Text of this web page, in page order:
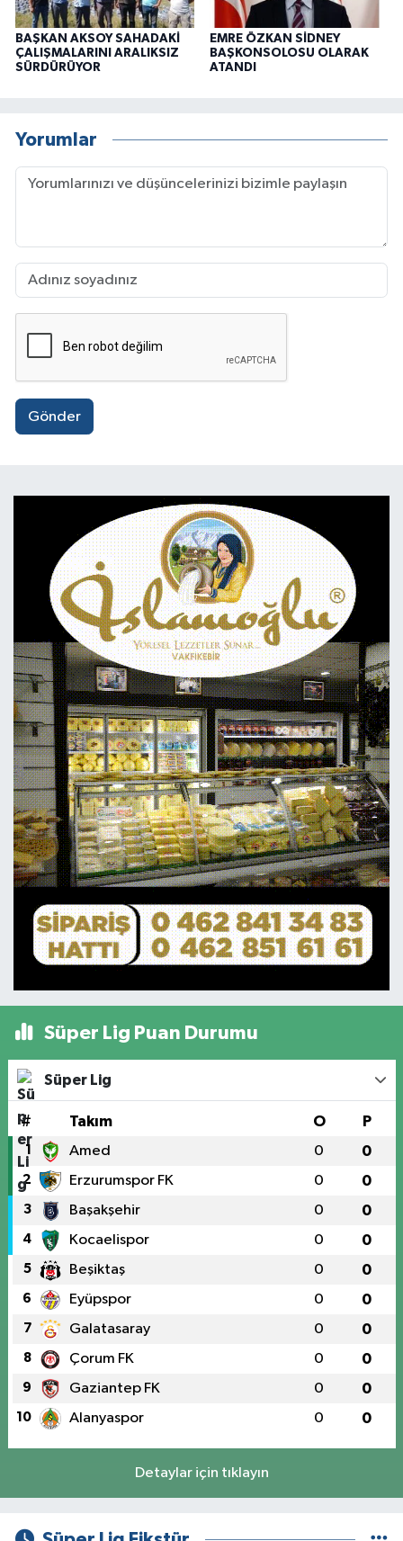
BAŞKAN AKSOY SAHADAKİ
ÇALIŞMALARINI ARALIKSIZ
SÜRDÜRÜYOR
EMRE ÖZKAN SİDNEY
BAŞKONSOLOSU OLARAK
ATANDI
Yorumlar
Gönder
Süper Lig Puan Durumu
Süper Lig
# Takım O P
1 Amed 0 0
2 Erzurumspor FK 0 0
3 Başakşehir 0 0
4 Kocaelispor 0 0
5 Beşiktaş 0 0
6 Eyüpspor 0 0
7 Galatasaray 0 0
8 Çorum FK 0 0
9 Gaziantep FK 0 0
10 Alanyaspor 0 0
Detaylar için tıklayın